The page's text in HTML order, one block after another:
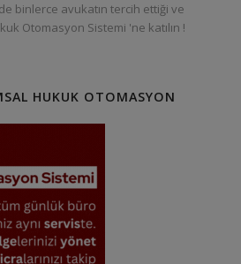
binlerce avukatın tercih ettiği ve
Otomasyon Sistemi 'ne katılın !
HUKUK OTOMASYON